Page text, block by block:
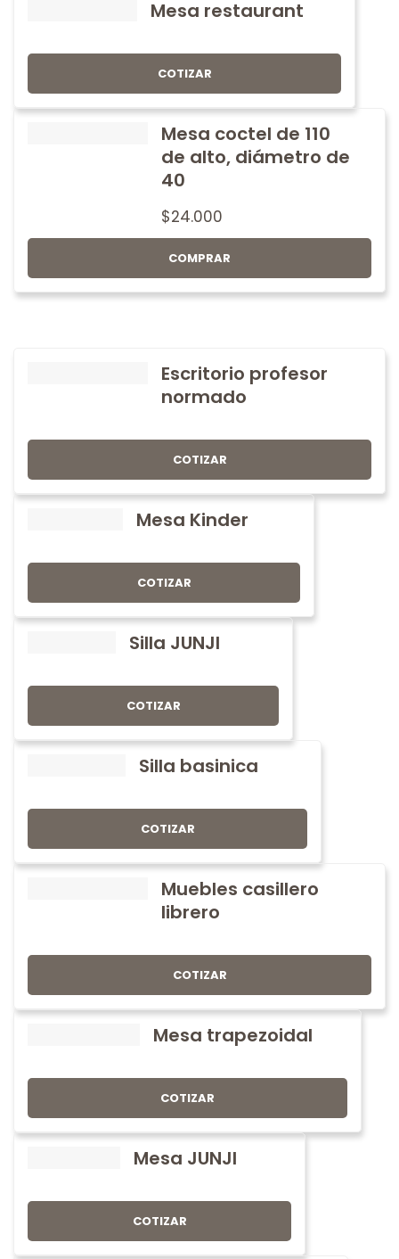
Mesa restaurant
COTIZAR
Mesa coctel de 110
de alto, diámetro de
40
$24.000
COMPRAR
Escritorio profesor
normado
COTIZAR
Mesa Kinder
COTIZAR
Silla JUNJI
COTIZAR
Silla basinica
COTIZAR
Muebles casillero
librero
COTIZAR
Mesa trapezoidal
COTIZAR
Mesa JUNJI
COTIZAR